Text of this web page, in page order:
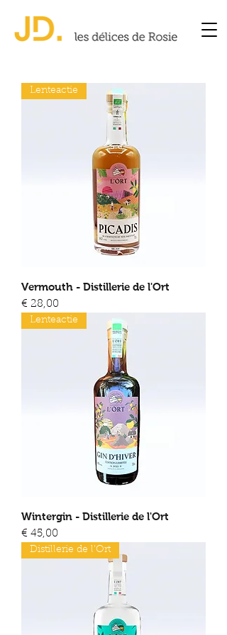
Lenteactie
Vermouth - Distillerie de l'Ort
Prijs
€ 28,00
Lenteactie
Wintergin - Distillerie de l'Ort
Prijs
€ 45,00
Distillerie de l'Ort